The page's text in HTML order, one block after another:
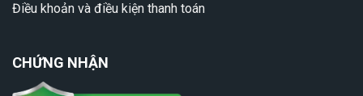
Điều khoản và điều kiện thanh toán
CHỨNG NHẬN